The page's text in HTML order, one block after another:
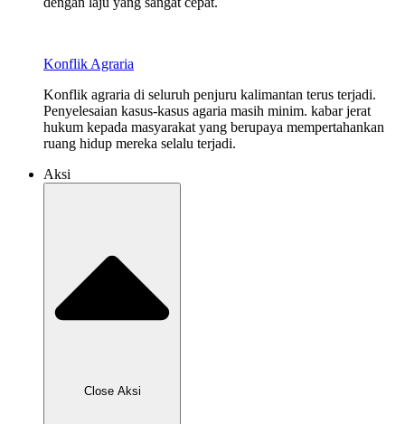
Konflik Agraria
Konflik agraria di seluruh penjuru kalimantan terus terjadi.
Penyelesaian kasus-kasus agaria masih minim. kabar jerat
hukum kepada masyarakat yang berupaya mempertahankan
ruang hidup mereka selalu terjadi.
Aksi
Close Aksi